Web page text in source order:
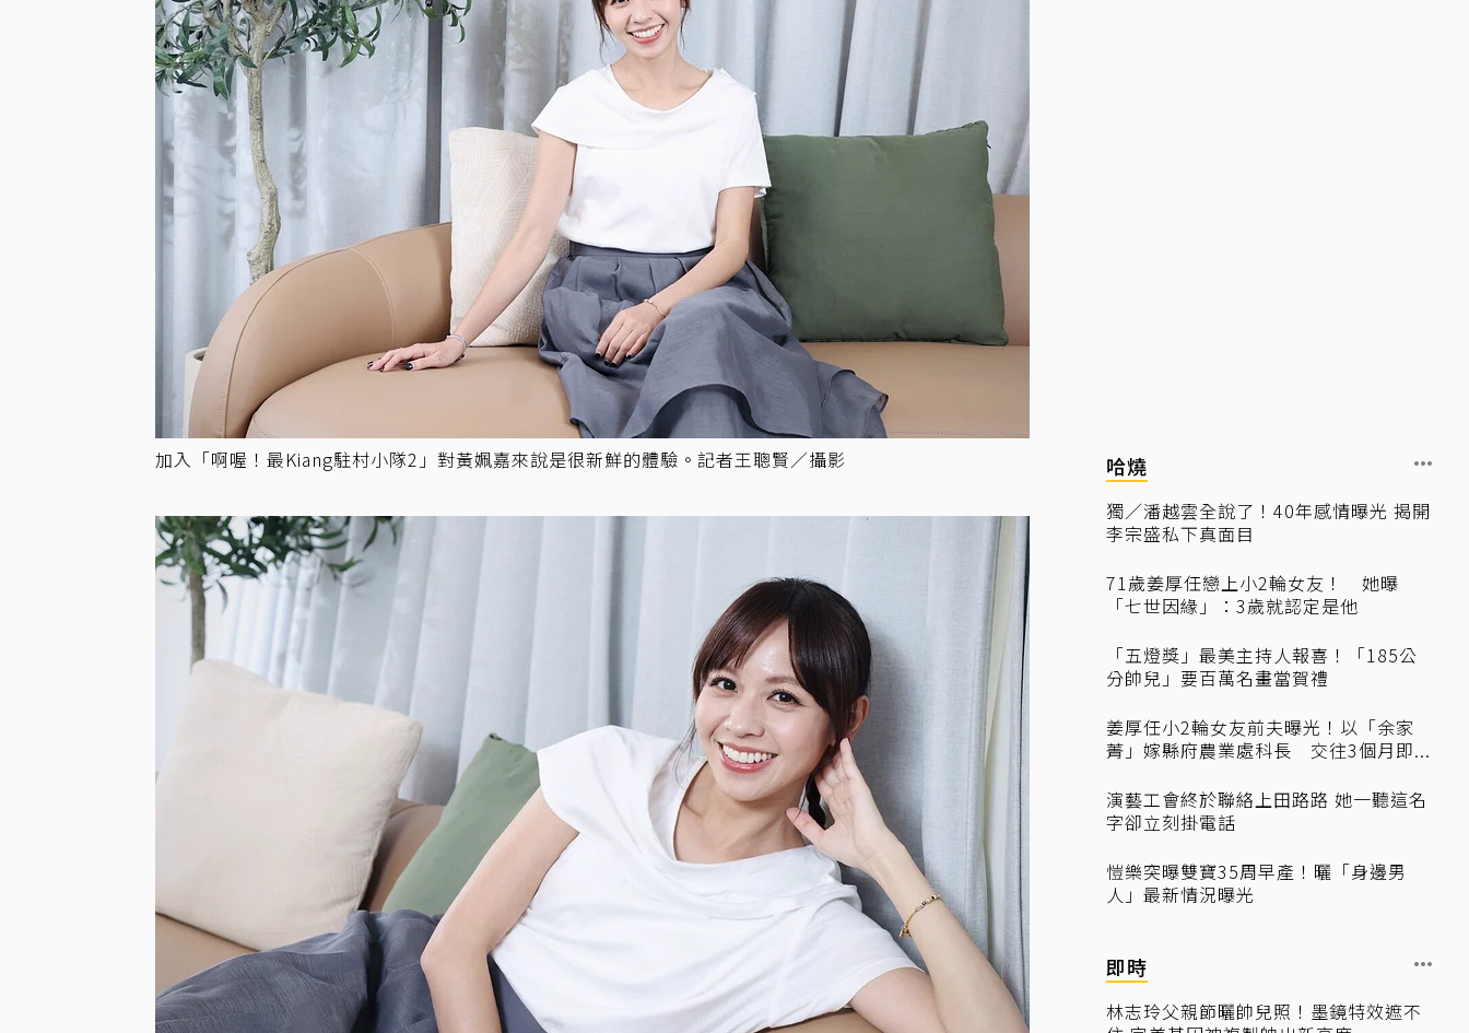
加入「啊喔！最Kiang駐村小隊2」對黃姵嘉來說是很新鮮的體驗。記者王聰賢／攝影 哈燒
獨／潘越雲全說了！40年感情曝光 揭開
李宗盛私下真面目
71歲姜厚任戀上小2輪女友！ 她曝
「七世因緣」：3歲就認定是他
「五燈獎」最美主持人報喜！「185公
分帥兒」要百萬名畫當賀禮
姜厚任小2輪女友前夫曝光！以「余家
菁」嫁縣府農業處科長 交往3個月即...
演藝工會終於聯絡上田路路 她一聽這名
字卻立刻掛電話
愷樂突曝雙寶35周早產！曬「身邊男
人」最新情況曝光
即時
林志玲父親節曬帥兒照！墨鏡特效遮不